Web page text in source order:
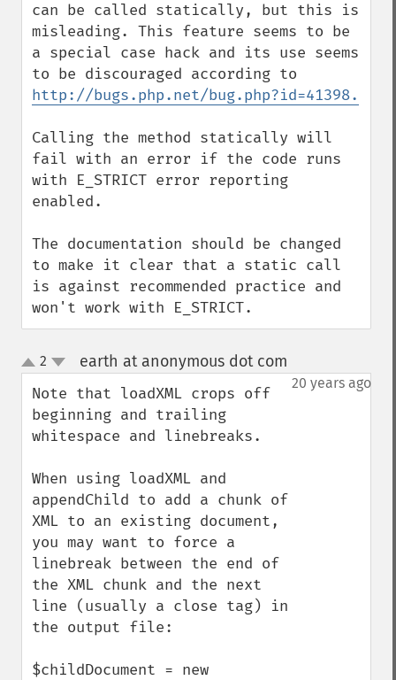
can be called statically, but this is
misleading. This feature seems to be
a special case hack and its use seems
http://bugs.php.net/bug.php?id=41398.
Calling the method statically will
fail with an error if the code runs
with E_STRICT error reporting
enabled.
The documentation should be changed
to make it clear that a static call
is against recommended practice and
won't work with E_STRICT.
up
down
2 earth at anonymous dot com
20 years ago
Note that loadXML crops off
beginning and trailing
whitespace and linebreaks.
When using loadXML and
appendChild to add a chunk of
XML to an existing document,
you may want to force a
linebreak between the end of
the XML chunk and the next
line (usually a close tag) in
the output file:
$childDocument = new